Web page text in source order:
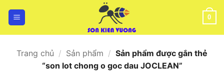
0
Trang chủ / Sản phẩm / Sản phẩm được gắn thẻ
“son lot chong o goc dau JOCLEAN”